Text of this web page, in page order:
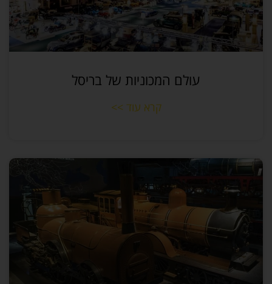
עולם המכוניות של בריסל
קרא עוד >>